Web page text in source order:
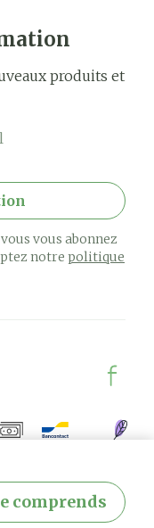
comprends
produits et
vous abonnez
notrepolitique